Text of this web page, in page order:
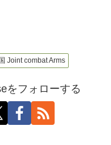
Joint combat Arms
をフォローする